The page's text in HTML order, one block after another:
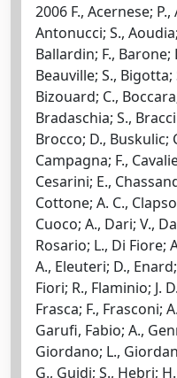
2006 F., Acernese;
Antonucci; S.,
Ballardin; F., Barone;
Beauville; S.,
Bizouard; C.,
Bradaschia; S.,
Brocco; D., Buskulic;
Campagna; F.,
Cesarini; E.,
Cottone; A. C.,
Cuoco; A., Dari; V.,
Rosario; L., Di Fiore;
A., Eleuteri; D.,
Fiori; R., Flaminio; J.
Frasca; F., Frasconi;
Garufi, Fabio; A.,
Giordano; L.,
G., Guidi; S., Hebri;